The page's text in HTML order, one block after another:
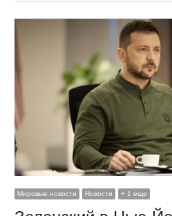
Мировые новости Новости + 1 еще